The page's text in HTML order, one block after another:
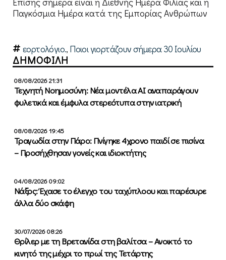
Παγκόσμια Ημέρα κατά της Εμπορίας Ανθρώπων
εορτολόγιο., Ποιοι γιορτάζουν σήμερα 30 Ιουλίου
ΔΗΜΟΦΙΛΗ
08/08/2026 21:31
Τεχνητή Νοημοσύνη: Νέα μοντέλα ΑΙ αναπαράγουν
φυλετικά και έμφυλα στερεότυπα στην ιατρική
08/08/2026 19:45
Τραγωδία στην Πάρο: Πνίγηκε 4χρονο παιδί σε πισίνα
– Προσήχθησαν γονείς και ιδιοκτήτης
04/08/2026 09:02
Νάξος: Έχασε το έλεγχο του ταχύπλοου και παρέσυρε
άλλα δύο σκάφη
30/07/2026 08:26
Θρίλερ με τη Βρετανίδα στη βαλίτσα – Ανοικτό το
κινητό της μέχρι το πρωί της Τετάρτης